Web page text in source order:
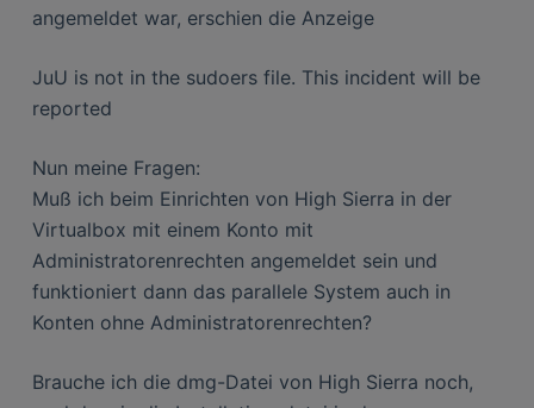
angemeldet war, erschien die Anzeige
JuU is not in the sudoers file. This incident will be
reported
Nun meine Fragen:
Muß ich beim Einrichten von High Sierra in der
Virtualbox mit einem Konto mit
Administratorenrechten angemeldet sein und
funktioniert dann das parallele System auch in
Konten ohne Administratorenrechten?
Brauche ich die dmg-Datei von High Sierra noch,